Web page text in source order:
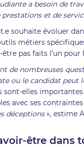
a besoin de
prestations et de
souhaite évoluer
métiers
pas faits l’un pour
de nombreuses
ou le candidat peut
sont-elles
avec ses
déceptions», estime
être dans